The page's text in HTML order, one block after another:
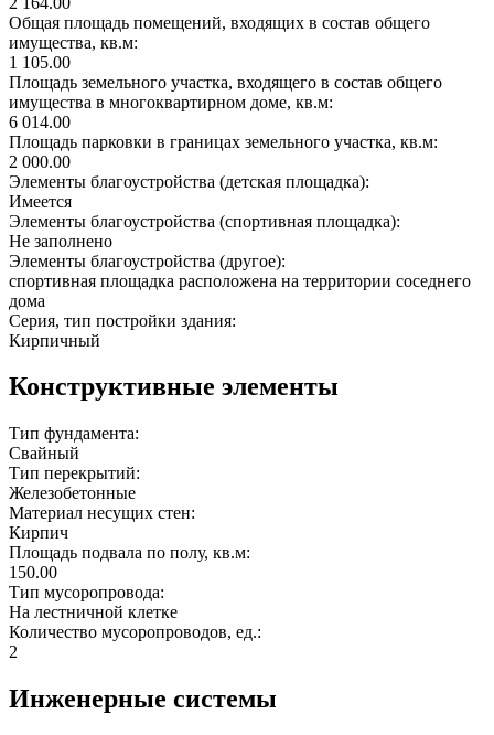
Общая площадь помещений, входящих в состав общего
имущества, кв.м:
1 105.00
Площадь земельного участка, входящего в состав общего
имущества в многоквартирном доме, кв.м:
6 014.00
Площадь парковки в границах земельного участка, кв.м:
2 000.00
Элементы благоустройства (детская площадка):
Имеется
Элементы благоустройства (спортивная площадка):
Не заполнено
Элементы благоустройства (другое):
спортивная площадка расположена на территории соседнего
дома
Серия, тип постройки здания:
Кирпичный
Конструктивные элементы
Тип фундамента:
Свайный
Тип перекрытий:
Железобетонные
Материал несущих стен:
Кирпич
Площадь подвала по полу, кв.м:
150.00
Тип мусоропровода:
На лестничной клетке
Количество мусоропроводов, ед.:
2
Инженерные системы